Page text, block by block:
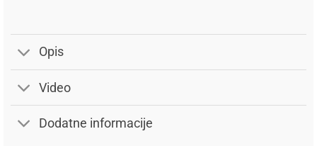
Opis
Video
Dodatne informacije